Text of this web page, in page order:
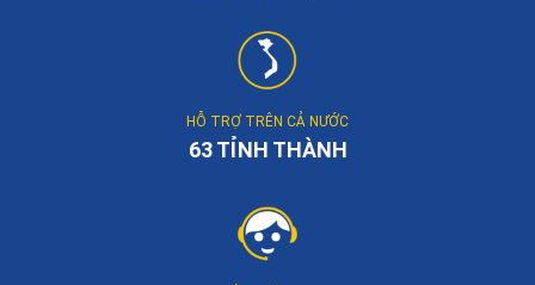
HỖ TRỢ TRÊN CẢ NƯỚC
63 TỈNH THÀNH